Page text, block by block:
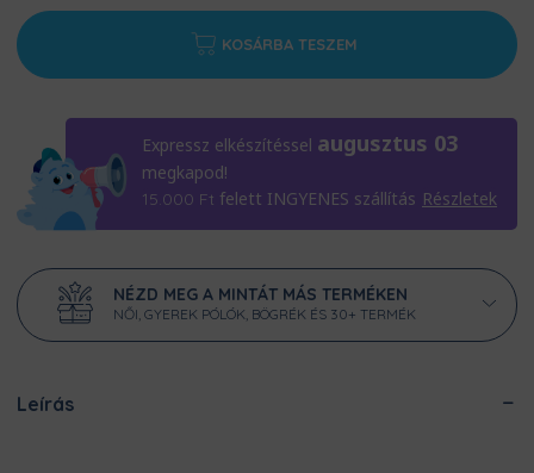
KOSÁRBA TESZEM
Expressz elkészítéssel augusztus 03
megkapod!
15.000 Ft felett INGYENES szállítás Részletek
NÉZD MEG A MINTÁT MÁS TERMÉKEN
NŐI, GYEREK PÓLÓK, BÖGRÉK ÉS 30+ TERMÉK
Leírás